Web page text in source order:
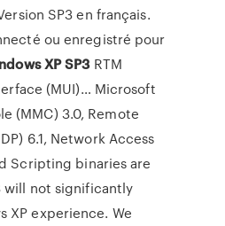
SP3 en français.
ou enregistré pour
XPSP3RTM
(MUI)… Microsoft
(MMC) 3.0, Remote
6.1, Network Access
Scripting binaries are
will not significantly
XP experience. We